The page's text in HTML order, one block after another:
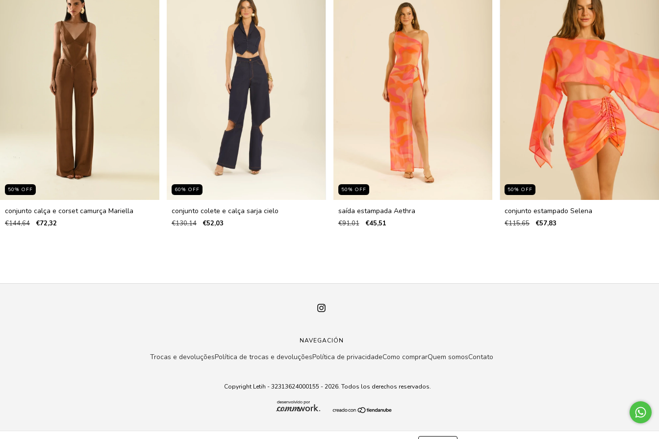
50% OFF
conjunto calça e corset camurça Mariella
€144,64 €72,32
60% OFF
conjunto colete e calça sarja cielo
€130,14 €52,03
50% OFF
saída estampada Aethra
€91,01 €45,51
50% OFF
conjunto estampado Selena
€115,65 €57,83
NAVEGACIÓN
Trocas e devoluçõesPolítica de trocas e devoluçõesPolítica de privacidadeComo comprarQuem somosContato
Copyright Letih - 32313624000155 - 2026. Todos los derechos reservados.